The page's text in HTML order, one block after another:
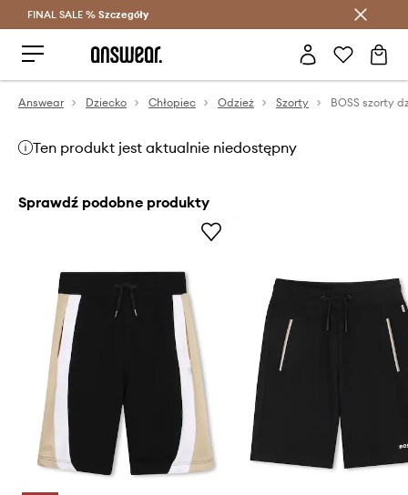
Oszczędzaj z Answear Club >
FINAL SALE % Szczegóły
Answear Dziecko Chłopiec Odzież Szorty BOSS szorty
Ten produkt jest aktualnie niedostępny
Sprawdź podobne produkty